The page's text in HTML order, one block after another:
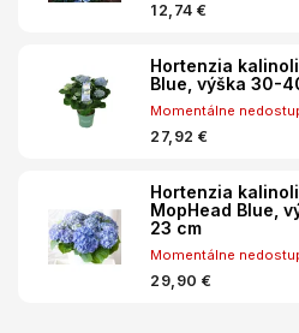
12,74 €
Hortenzia
Blue, výška 30-
Momentálne
27,92 €
Hortenzia
MopHead Blue,
23 cm
Momentálne
29,90 €